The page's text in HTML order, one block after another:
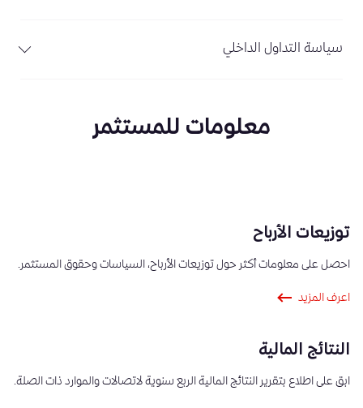
سياسة التداول الداخلي
معلومات للمستثمر
توزيعات الأرباح
احصل على معلومات أكثر حول توزيعات الأرباح، السياسات وحقوق المستثمر.
اعرف المزيد
النتائج المالية
ابق على اطلاع بتقرير النتائج المالية الربع سنوية لاتصالات والموارد ذات الصلة.